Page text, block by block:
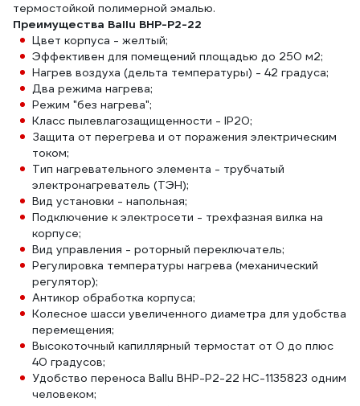
термостойкой полимерной эмалью.
Преимущества Ballu BHP-P2-22
Цвет корпуса - желтый;
Эффективен для помещений площадью до 250 м2;
Нагрев воздуха (дельта температуры) - 42 градуса;
Два режима нагрева;
Режим "без нагрева";
Класс пылевлагозащищенности - IP20;
Защита от перегрева и от поражения электрическим
током;
Тип нагревательного элемента - трубчатый
электронагреватель (ТЭН);
Вид установки - напольная;
Подключение к электросети - трехфазная вилка на
корпусе;
Вид управления - роторный переключатель;
Регулировка температуры нагрева (механический
регулятор);
Антикор обработка корпуса;
Колесное шасси увеличенного диаметра для удобства
перемещения;
Высокоточный капиллярный термостат от 0 до плюс
40 градусов;
Удобство переноса Ballu BHP-P2-22 НС-1135823 одним
человеком;